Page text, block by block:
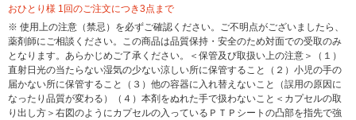
おひとり様 1回のご注文につき3点まで
※ 使用上の注意（禁忌）を必ずご確認ください。ご不明点がございましたら、
薬剤師にご相談ください。この商品は品質保持・安全のため対面での受取のみ
となります。あらかじめご了承ください。＜保管及び取扱い上の注意＞（１）
直射日光の当たらない湿気の少ない涼しい所に保管すること（２）小児の手の
届かない所に保管すること（３）他の容器に入れ替えないこと（誤用の原因に
なったり品質が変わる）（４）本剤をぬれた手で扱わないこと＜カプセルの取
り出し方＞右図のようにカプセルの入っているＰＴＰシートの凸部を指先で強